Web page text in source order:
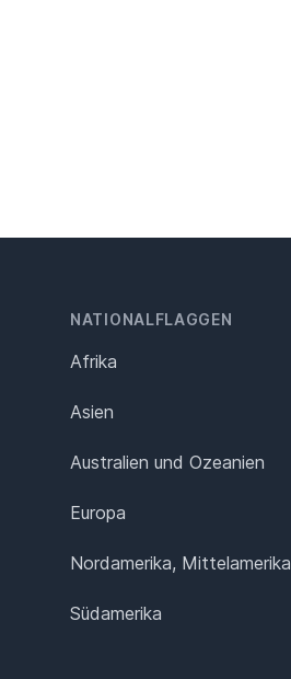
NATIONALFLAGGEN
Afrika
Asien
Australien und Ozeanien
Europa
Nordamerika, Mittelamerika
Südamerika